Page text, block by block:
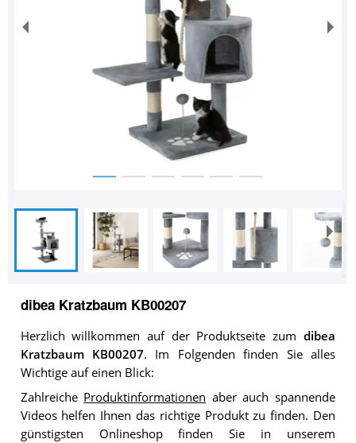
dibea Kratzbaum KB00207
Herzlich willkommen auf der Produktseite zum dibea
Kratzbaum KB00207. Im Folgenden finden Sie alles
Wichtige auf einen Blick:
Zahlreiche Produktinformationen aber auch spannende
Videos helfen Ihnen das richtige Produkt zu finden. Den
günstigsten Onlineshop finden Sie in unserem